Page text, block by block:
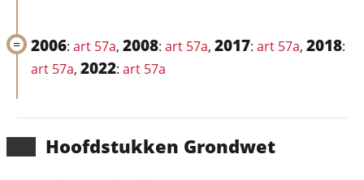
Hoofd­stukken Grondwet
2006: art 57a, 2008: art 57a, 2017: art 57a, 2018:
art 57a, 2022: art 57a